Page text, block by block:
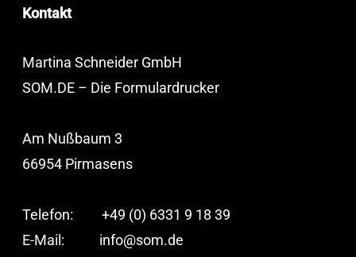
Kontakt
Martina Schneider GmbH
SOM.DE – Die Formulardrucker
Am Nußbaum 3
66954 Pirmasens
Telefon: +49 (0) 6331 9 18 39
E-Mail: info@som.de